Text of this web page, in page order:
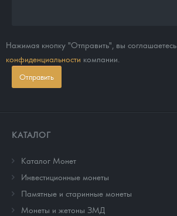
Нажимая кнопку "Отправить", вы соглашаетесь
конфиденциальности компании.
Отправить
КАТАЛОГ
Каталог Монет
Инвестиционные монеты
Памятные и старинные монеты
Монеты и жетоны ЗМД